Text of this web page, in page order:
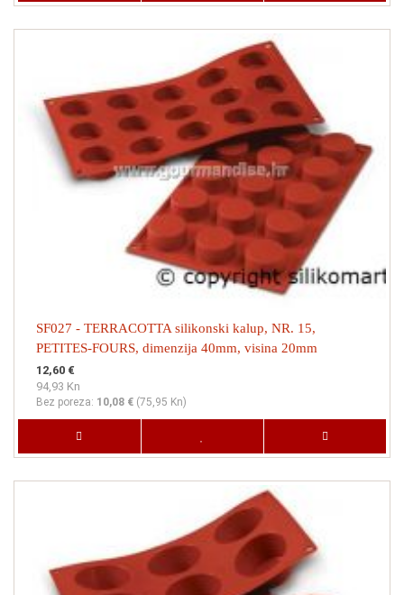
SF027 - TERRACOTTA silikonski kalup, NR. 15,
PETITES-FOURS, dimenzija 40mm, visina 20mm
12,60 €
94,93 Kn
Bez poreza: 10,08 € (75,95 Kn)